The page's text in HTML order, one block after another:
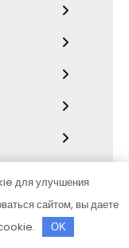
для улучшения
сайтом, вы даете
OK